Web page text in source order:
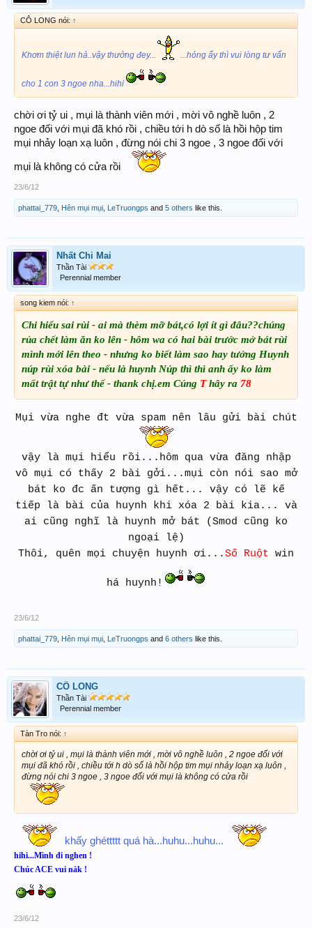
CÔ LONG nói: ↑
Khơm thiệt lun hả..vậy thưởng đey... ...hỏng ấy thì vui lòng tư vấn
cho 1 con 3 ngoe nha...hihi
chời ơi tỷ ui , mụi là thành viên mới , mời vô nghề luôn , 2
ngoe đối với mụi đã khó rồi , chiều tới h dò số là hồi hộp tim
mụi nhảy loạn xạ luôn , đừng nói chi 3 ngoe , 3 ngoe đối với
mụi là không có cửa rồi
23/6/12
phattai_779 Hên mụi mụi LeTruongps and 5 others like this.
Nhất Chi Mai
Thần Tài
Perennial member
song kiem nói: ↑
Chi hiểu sai rùi - ai mà thèm mỡ bát,có lợi ít gì đâu??chúng
rủa chết làm ăn ko lên - hôm wa có hai bài trước mở bát rùi
mình mới lên theo - nhưng ko biết làm sao hay tưởng Huynh
núp rùi xóa bài - nếu là huynh Núp thì thì anh ấy ko làm
mất trật tự như thế - thank chị.em Cúng Thây ra 78
Mụi vừa nghe đt vừa spam nên lâu gửi bài chút
vậy là mụi hiểu rồi...hôm qua vừa đăng nhập
vô mụi có thấy 2 bài gởi...mụi còn nói sao mở
bát ko đc ấn tượng gì hết... vậy có lẽ kế
tiếp là bài của huynh khi xóa 2 bài kia... và
ai cũng nghĩ là huynh mở bát (Smod cũng ko
ngoại lệ)
Thôi, quên mọi chuyện huynh ơi...Số Ruột win
há huynh!
23/6/12
phattai_779 Hên mụi mụi LeTruongps and 6 others like this.
CÔ LONG
Thần Tài
Perennial member
Tàn Tro nói: ↑
chời ơi tỷ ui , mụi là thành viên mới , mời vô nghề luôn , 2 ngoe đối với
mụi đã khó rồi , chiều tới h dò số là hồi hộp tim mụi nhảy loạn xạ luôn ,
đừng nói chi 3 ngoe , 3 ngoe đối với mụi là không có cửa rồi
khấy ghéttttt quá hà...huhu...huhu...
hihi...Mình đi nghen !
Chúc ACE vui nàk !
23/6/12